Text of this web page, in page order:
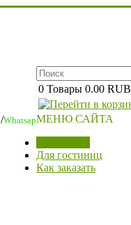
/Whatsap
0 Товары 0.00 RUB
МЕНЮ САЙТА
Для гостиниц
Как заказать